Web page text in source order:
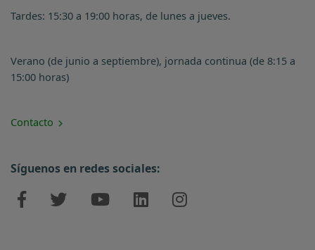
Tardes: 15:30 a 19:00 horas, de lunes a jueves.
Verano (de junio a septiembre), jornada continua (de 8:15 a
15:00 horas)
Contacto
Síguenos en redes sociales: